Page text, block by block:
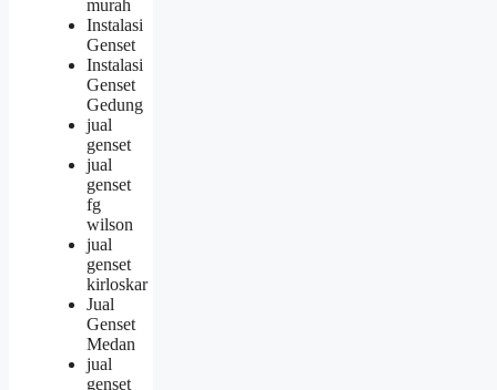
murah
Instalasi
Genset
Instalasi
Genset
Gedung
jual
genset
jual
genset
fg
wilson
jual
genset
kirloskar
Jual
Genset
Medan
jual
genset